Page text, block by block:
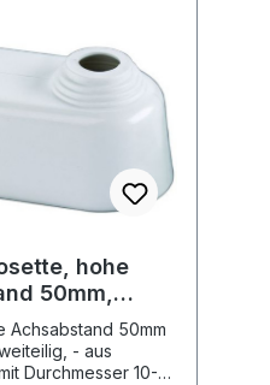
hohe
50mm,
Achsabstand 50mm
- aus
Durchmesser 10-22